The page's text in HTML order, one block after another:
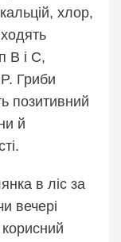
хлор,
B і C,
Гриби
позитивний
й
в ліс за
вечері